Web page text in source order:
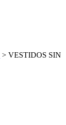
> VESTIDOS SIN